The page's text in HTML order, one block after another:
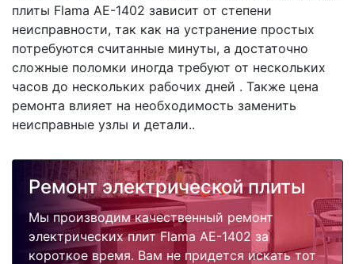
плиты Flama AE-1402 зависит от степени
неисправности, так как на устранение простых
потребуются считанные минуты, а достаточно
сложные поломки иногда требуют от нескольких
часов до нескольких рабочих дней . Также цена
ремонта влияет на необходимость заменить
неисправные узлы и детали..
Ремонт электрической плиты
Мы производим качественный ремонт
электрических плит Flama AE-1402 за
короткое время. Вам не придется искать тот